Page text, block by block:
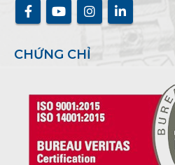
CHỨNG CHỈ